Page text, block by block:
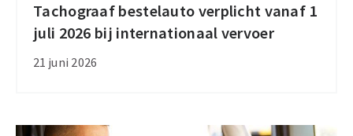
Tachograaf bestelauto verplicht vanaf 1
juli 2026 bij internationaal vervoer
21 juni 2026
Tachograaf
bestelauto
verplicht
juli